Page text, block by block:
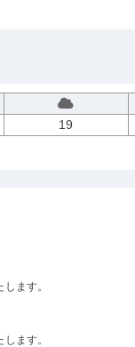
19
ます。
ます。